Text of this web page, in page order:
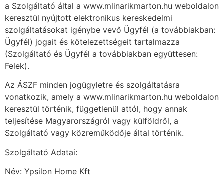
a Szolgáltató által a www.mlinarikmarton.hu weboldalon
keresztül nyújtott elektronikus kereskedelmi
szolgáltatásokat igénybe vevő Ügyfél (a továbbiakban:
Ügyfél) jogait és kötelezettségeit tartalmazza
(Szolgáltató és Ügyfél a továbbiakban együttesen:
Felek).
Az ÁSZF minden jogügyletre és szolgáltatásra
vonatkozik, amely a www.mlinarikmarton.hu weboldalon
keresztül történik, függetlenül attól, hogy annak
teljesítése Magyarországról vagy külföldről, a
Szolgáltató vagy közreműködője által történik.
Szolgáltató Adatai:
Név: Ypsilon Home Kft